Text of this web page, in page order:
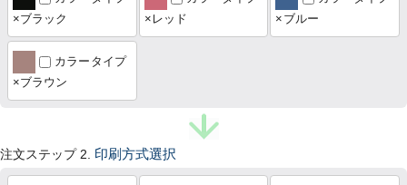
×ブラック
×レッド
×ブルー
カラータイプ
×ブラウン
注文ステップ 2. 印刷方式選択